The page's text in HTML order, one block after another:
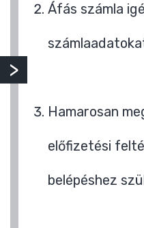
Áfás számla
Hamarosan
előfizetési
belépéshez